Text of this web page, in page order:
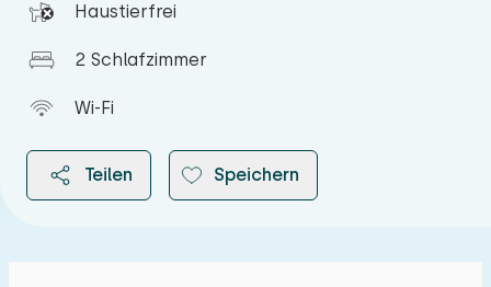
Haustierfrei
2 Schlafzimmer
Wi-Fi
Teilen Speichern